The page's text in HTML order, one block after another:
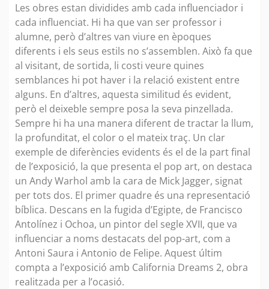
Les obres estan dividides amb cada influenciador i
cada influenciat. Hi ha que van ser professor i
alumne, però d’altres van viure en èpoques
diferents i els seus estils no s’assemblen. Això fa que
al visitant, de sortida, li costi veure quines
semblances hi pot haver i la relació existent entre
alguns. En d’altres, aquesta similitud és evident,
però el deixeble sempre posa la seva pinzellada.
Sempre hi ha una manera diferent de tractar la llum,
la profunditat, el color o el mateix traç. Un clar
exemple de diferències evidents és el de la part final
de l’exposició, la que presenta el pop art, on destaca
un Andy Warhol amb la cara de Mick Jagger, signat
per tots dos. El primer quadre és una representació
bíblica. Descans en la fugida d’Egipte, de Francisco
Antolínez i Ochoa, un pintor del segle XVII, que va
influenciar a noms destacats del pop-art, com a
Antoni Saura i Antonio de Felipe. Aquest últim
compta a l’exposició amb California Dreams 2, obra
realitzada per a l’ocasió.